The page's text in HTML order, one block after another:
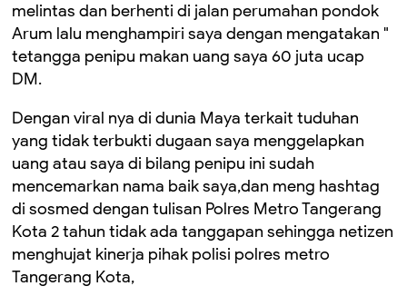
melintas dan berhenti di jalan perumahan pondok
Arum lalu menghampiri saya dengan mengatakan "
tetangga penipu makan uang saya 60 juta ucap
DM.
Dengan viral nya di dunia Maya terkait tuduhan
yang tidak terbukti dugaan saya menggelapkan
uang atau saya di bilang penipu ini sudah
mencemarkan nama baik saya,dan meng hashtag
di sosmed dengan tulisan Polres Metro Tangerang
Kota 2 tahun tidak ada tanggapan sehingga netizen
menghujat kinerja pihak polisi polres metro
Tangerang Kota,